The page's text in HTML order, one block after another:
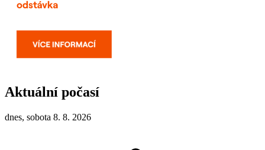
Aktuální počasí
dnes, sobota 8. 8. 2026